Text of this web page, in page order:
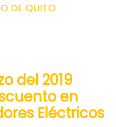
DE QUITO
del 2019
en
Eléctricos